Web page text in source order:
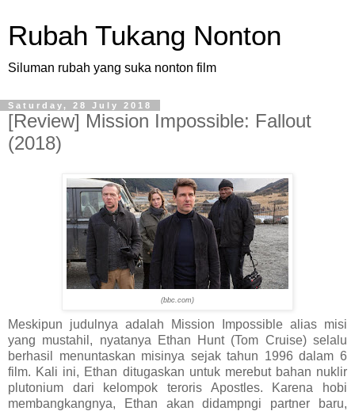
Rubah Tukang Nonton
Siluman rubah yang suka nonton film
Saturday, 28 July 2018
[Review] Mission Impossible: Fallout
(2018)
(bbc.com)
Meskipun judulnya adalah Mission Impossible alias misi
yang mustahil, nyatanya Ethan Hunt (Tom Cruise) selalu
berhasil menuntaskan misinya sejak tahun 1996 dalam 6
film. Kali ini, Ethan ditugaskan untuk merebut bahan nuklir
plutonium dari kelompok teroris Apostles. Karena hobi
membangkangnya, Ethan akan didampngi partner baru,